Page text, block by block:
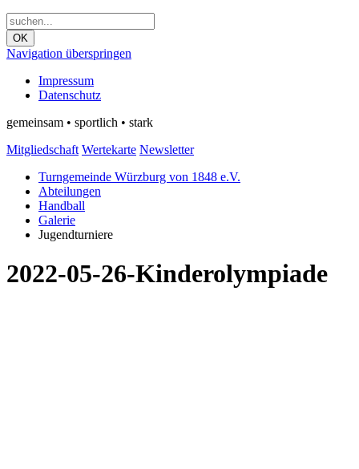
OK
Navigation überspringen
Impressum
Datenschutz
gemeinsam • sportlich • stark
Mitgliedschaft Wertekarte Newsletter
Turngemeinde Würzburg von 1848 e.V.
Abteilungen
Handball
Galerie
Jugendturniere
2022-05-26-Kinderolympiade